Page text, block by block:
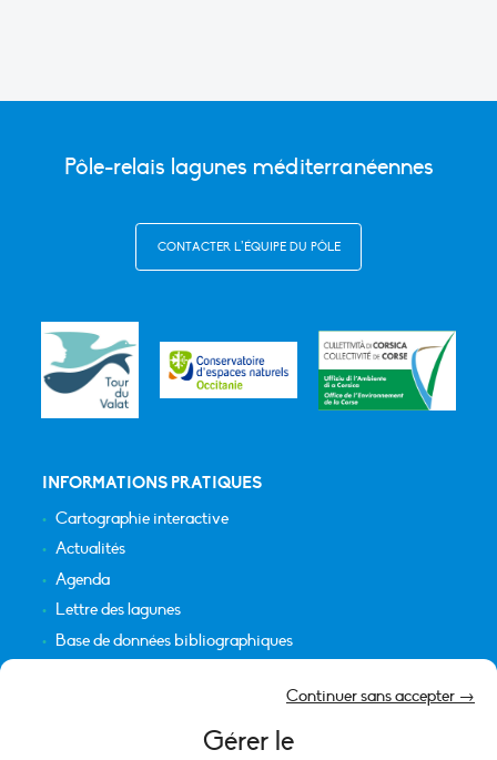
Gérer le
Continuer sans accepter →
Pôle-relais lagunes méditerranéennes
CONTACTER L’ÉQUIPE DU PÔLE
INFORMATIONS PRATIQUES
Cartographie interactive
Actualités
Agenda
Lettre des lagunes
Base de données bibliographiques